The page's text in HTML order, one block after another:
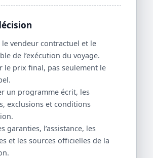
vendeur contractuel et le
de l’exécution du voyage.
le prix final, pas seulement le
un programme écrit, les
exclusions et conditions
garanties, l’assistance, les
et les sources officielles de la